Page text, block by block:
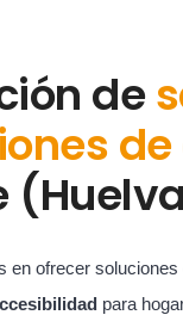
de
en ofrecer
para